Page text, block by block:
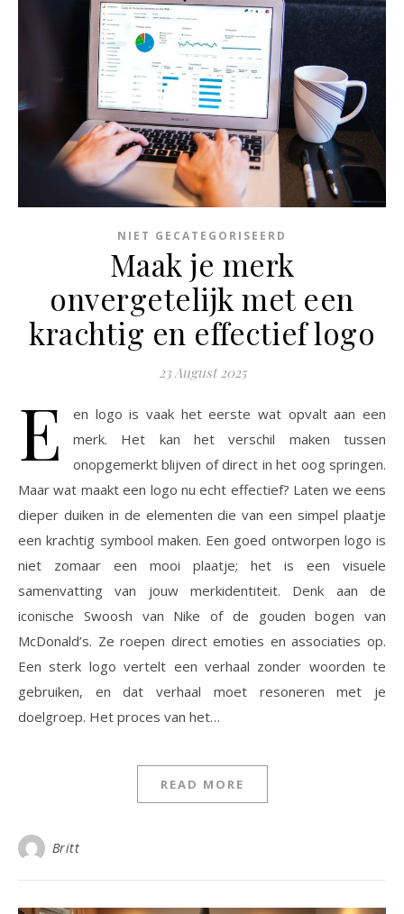
NIET GECATEGORISEERD
Maak je merk
onvergetelijk met een
krachtig en effectief logo
23 August 2025
E
en logo is vaak het eerste wat opvalt aan een
merk. Het kan het verschil maken tussen
onopgemerkt blijven of direct in het oog springen.
Maar wat maakt een logo nu echt effectief? Laten we eens
dieper duiken in de elementen die van een simpel plaatje
een krachtig symbool maken. Een goed ontworpen logo is
niet zomaar een mooi plaatje; het is een visuele
samenvatting van jouw merkidentiteit. Denk aan de
iconische Swoosh van Nike of de gouden bogen van
McDonald’s. Ze roepen direct emoties en associaties op.
Een sterk logo vertelt een verhaal zonder woorden te
gebruiken, en dat verhaal moet resoneren met je
doelgroep. Het proces van het…
READ MORE
Britt